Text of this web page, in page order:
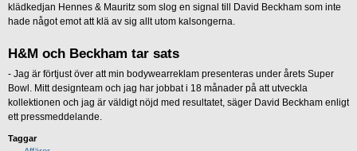
klädkedjan Hennes & Mauritz som slog en signal till David Beckham som inte
hade något emot att klä av sig allt utom kalsongerna.
H&M och Beckham tar sats
- Jag är förtjust över att min bodywearreklam presenteras under årets Super
Bowl. Mitt designteam och jag har jobbat i 18 månader på att utveckla
kollektionen och jag är väldigt nöjd med resultatet, säger David Beckham enligt
ett pressmeddelande.
Taggar